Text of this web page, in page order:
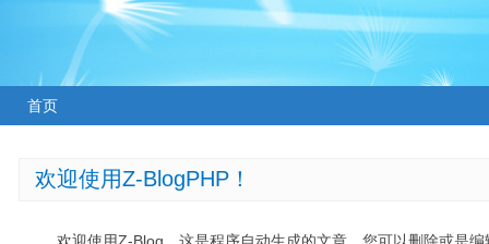
首页
欢迎使用Z-BlogPHP！